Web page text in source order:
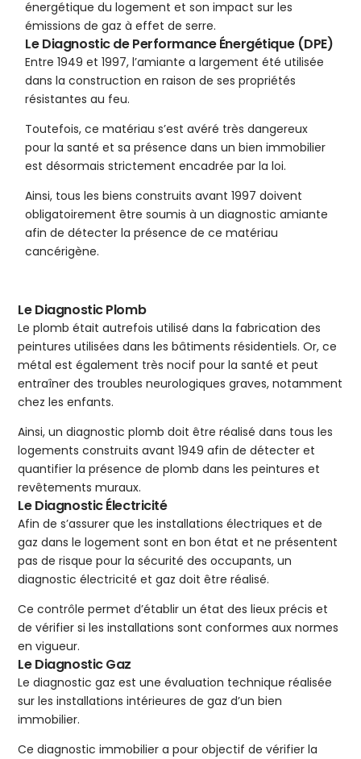
énergétique du logement et son impact sur les
émissions de gaz à effet de serre.
Le Diagnostic de Performance Énergétique (DPE)
Entre 1949 et 1997, l’amiante a largement été utilisée
dans la construction en raison de ses propriétés
résistantes au feu.
Toutefois, ce matériau s’est avéré très dangereux
pour la santé et sa présence dans un bien immobilier
est désormais strictement encadrée par la loi.
Ainsi, tous les biens construits avant 1997 doivent
obligatoirement être soumis à un diagnostic amiante
afin de détecter la présence de ce matériau
cancérigène.
Le Diagnostic Plomb
Le plomb était autrefois utilisé dans la fabrication des
peintures utilisées dans les bâtiments résidentiels. Or, ce
métal est également très nocif pour la santé et peut
entraîner des troubles neurologiques graves, notamment
chez les enfants.
Ainsi, un diagnostic plomb doit être réalisé dans tous les
logements construits avant 1949 afin de détecter et
quantifier la présence de plomb dans les peintures et
revêtements muraux.
Le Diagnostic Électricité
Afin de s’assurer que les installations électriques et de
gaz dans le logement sont en bon état et ne présentent
pas de risque pour la sécurité des occupants, un
diagnostic électricité et gaz doit être réalisé.
Ce contrôle permet d’établir un état des lieux précis et
de vérifier si les installations sont conformes aux normes
en vigueur.
Le Diagnostic Gaz
Le diagnostic gaz est une évaluation technique réalisée
sur les installations intérieures de gaz d’un bien
immobilier.
Ce diagnostic immobilier a pour objectif de vérifier la